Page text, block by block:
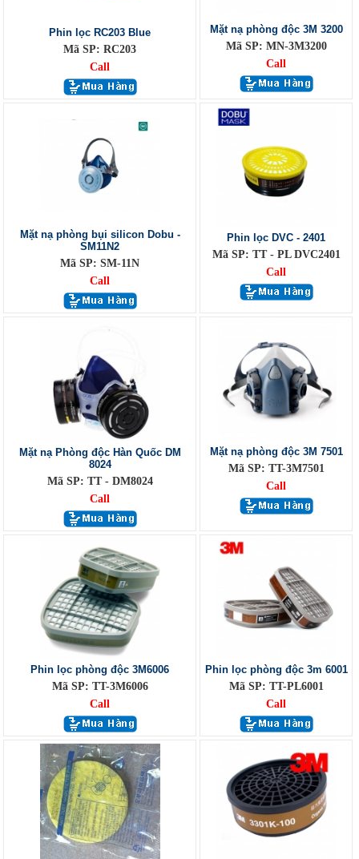
Phin lọc RC203 Blue
Mã SP: RC203
Call
Mặt nạ phòng độc 3M 3200
Mã SP: MN-3M3200
Call
Mặt nạ phòng bụi silicon Dobu -
SM11N2
Mã SP: SM-11N
Call
Phin lọc DVC - 2401
Mã SP: TT - PL DVC2401
Call
Mặt nạ Phòng độc Hàn Quốc DM
8024
Mã SP: TT - DM8024
Call
Mặt nạ phòng độc 3M 7501
Mã SP: TT-3M7501
Call
Phin lọc phòng độc 3M6006
Mã SP: TT-3M6006
Call
Phin lọc phòng độc 3m 6001
Mã SP: TT-PL6001
Call